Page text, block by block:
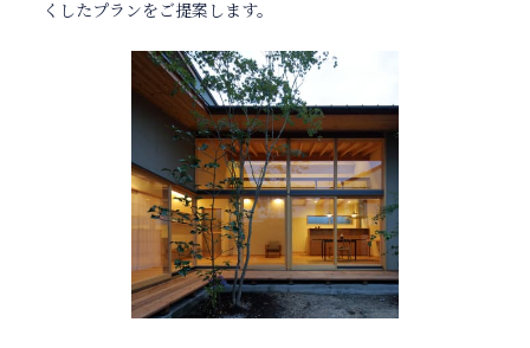
くしたプランをご提案します。